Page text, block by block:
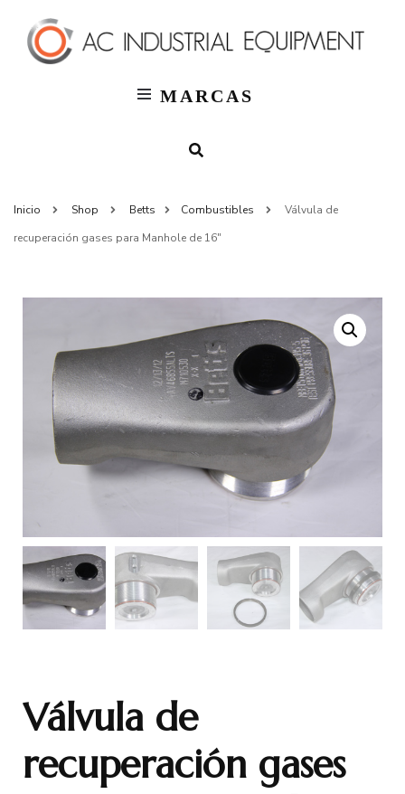
MARCAS
Inicio Shop Betts Combustibles
Válvula de
recuperación gases para Manhole de 16″
Válvula de
recuperación gases